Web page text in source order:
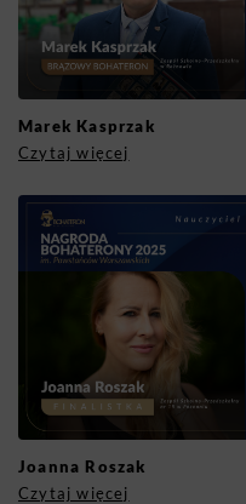
Marek Kasprzak
Czytaj więcej
Joanna Roszak
Czytaj więcej